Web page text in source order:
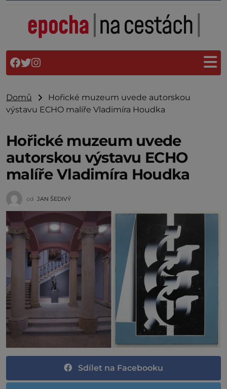
Domů
Hořické muzeum uvede autorskou
výstavu ECHO malíře Vladimíra Houdka
Hořické muzeum uvede
autorskou výstavu ECHO
malíře Vladimíra Houdka
od JAN ŠEDIVÝ
Sdílet na Facebooku